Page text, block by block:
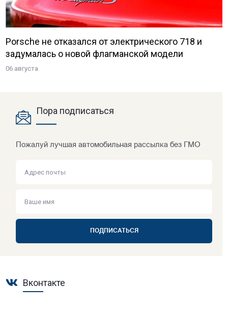
Porsche не отказался от электрического 718 и
задумалась о новой флагманской модели
06 августа
Пора подписаться
Пожалуй лучшая автомобильная рассылка без ГМО
ПОДПИСАТЬСЯ
Вконтакте